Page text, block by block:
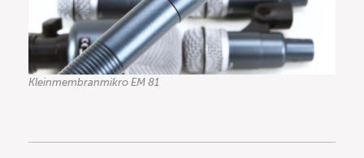
Kleinmembranmikro EM 81